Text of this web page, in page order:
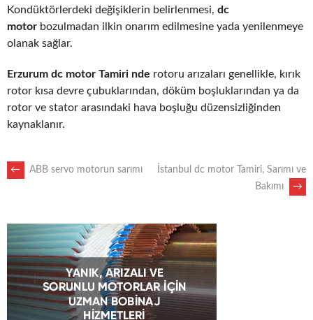
Kondüktörlerdeki değişiklerin belirlenmesi, dc
motor bozulmadan ilkin onarım edilmesine yada yenilenmeye
olanak sağlar.
Erzurum dc motor Tamiri nde rotoru arızaları genellikle, kırık
rotor kısa devre çubuklarından, döküm boşluklarından ya da
rotor ve stator arasındaki hava boşluğu düzensizliğinden
kaynaklanır.
POST
NAVIGATION
← ABB servo motorun sarımı
İstanbul dc motor Tamiri, Sarımı ve
Bakımı
→